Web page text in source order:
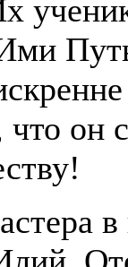
что он